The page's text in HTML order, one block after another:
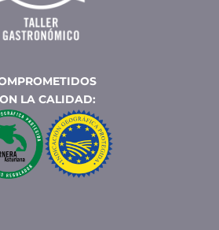
LA CALIDAD: